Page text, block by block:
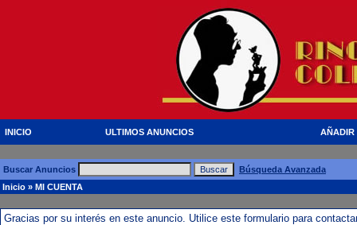
INICIO ULTIMOS ANUNCIOS AÑADIR
Buscar Anuncios
Búsqueda Avanzada
Inicio » MI CUENTA
Gracias por su interés en este anuncio. Utilice este formulario para